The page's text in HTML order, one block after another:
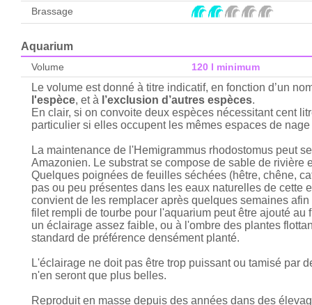
Brassage
Aquarium
Volume 120 l minimum
Le volume est donné à titre indicatif, en fonction d’un
l'espèce, et à l’exclusion d’autres espèces.
En clair, si on convoite deux espèces nécessitant cent
particulier si elles occupent les mêmes espaces de nage
La maintenance de l'Hemigrammus rhodostomus peut
Amazonien. Le substrat se compose de sable de
Quelques poignées de feuilles séchées (hêtre, chêne,
pas ou peu présentes dans les eaux naturelles de cette
convient de les remplacer après quelques semaines
filet rempli de tourbe pour l'aquarium peut être ajouté
un éclairage assez faible, ou à l'ombre des plantes
standard de préférence densément planté.
L'éclairage ne doit pas être trop puissant ou tamisé par
n'en seront que plus belles.
Reproduit en masse depuis des années dans des